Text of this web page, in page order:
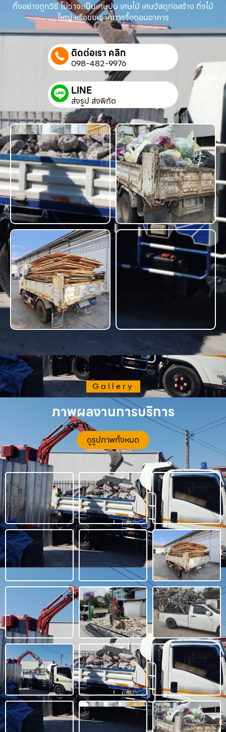
ทิ้งอย่างถูกวิธี ไม่ว่าจะเป็นเศษปูน เศษไม้ เศษวัสดุก่อสร้าง กิ่งไม้
ใหญ่ หรือขยะจากการรื้อถอนอาคาร
ติดต่อเรา คลิก
098-482-9976
LINE
ส่งรูป ส่งพิกัด
Gallery
ภาพผลงานการบริการ
ดูรูปภาพทั้งหมด